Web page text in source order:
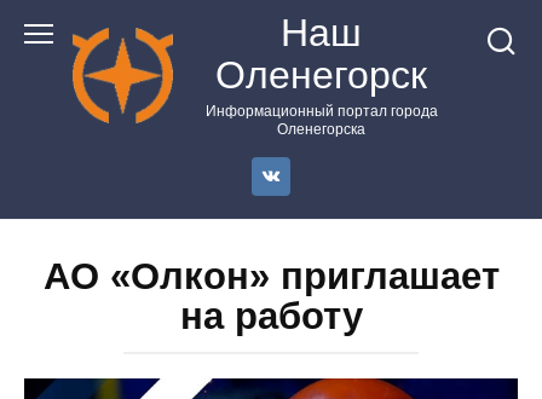
контенту
Наш
Оленегорск
Информационный портал города
Оленегорска
АО «Олкон» приглашает
на работу